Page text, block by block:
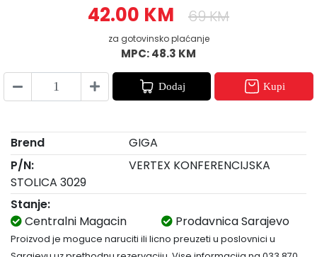
42.00 KM 69 KM
za gotovinsko plaćanje
MPC: 48.3 KM
Dodaj Kupi
Brend
GIGA
P/N:
VERTEX KONFERENCIJSKA
STOLICA 3029
Stanje:
Centralni Magacin
Prodavnica Sarajevo
Proizvod je moguce naruciti ili licno preuzeti u poslovnici u